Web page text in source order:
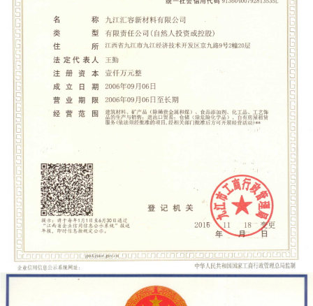
JIUJIANG HUIRONG NEW MATERIALS - BUSINESS
LICENSE